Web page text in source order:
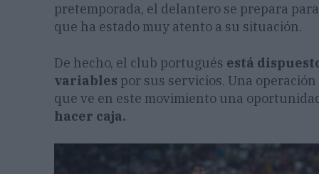
pretemporada, el delantero se prepara
que ha estado muy atento a su situación.
De hecho, el club portugués está
variables por sus servicios. Una
que ve en este movimiento una
hacer caja.